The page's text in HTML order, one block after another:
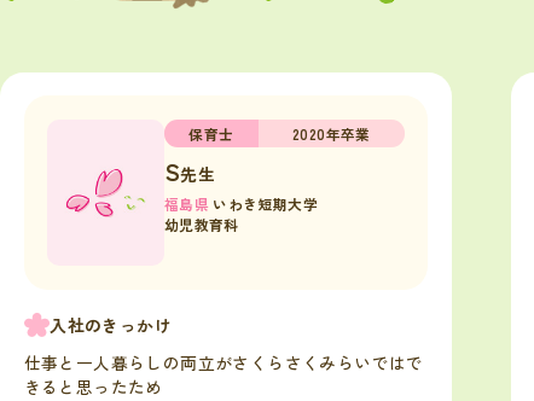
保育士 2020年卒業
S先生
福島県 いわき短期大学
幼児教育科
入社のきっかけ
仕事と一人暮らしの両立がさくらさくみらいではで
きると思ったため